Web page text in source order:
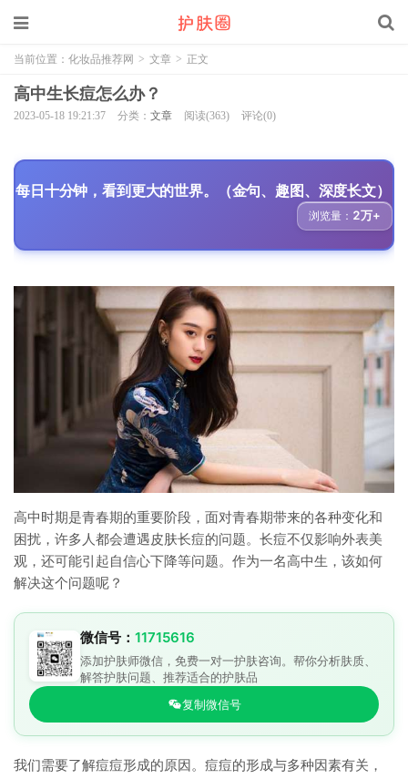
当前位置： 化妆品推荐网 > 文章 > 正文
高中生长痘怎么办？
2023-05-18 19:21:37 分类： 文章 阅读(363) 评论(0)
每日十分钟，看到更大的世界。（金句、趣图、深度长文）
浏览量： 2万+
高中时期是青春期的重要阶段，面对青春期带来的各种变化和
困扰，许多人都会遭遇皮肤长痘的问题。长痘不仅影响外表美
观，还可能引起自信心下降等问题。作为一名高中生，该如何
解决这个问题呢？
微信号： 11715616
添加护肤师微信，免费一对一护肤咨询。帮你分析肤质、
解答护肤问题、推荐适合的护肤品
复制微信号
我们需要了解痘痘形成的原因。痘痘的形成与多种因素有关，